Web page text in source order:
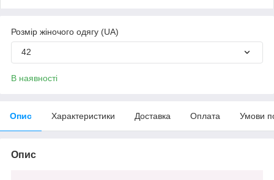
Розмір жіночого одягу (UA)
42
В наявності
Опис Характеристики Доставка Оплата Умови
Опис